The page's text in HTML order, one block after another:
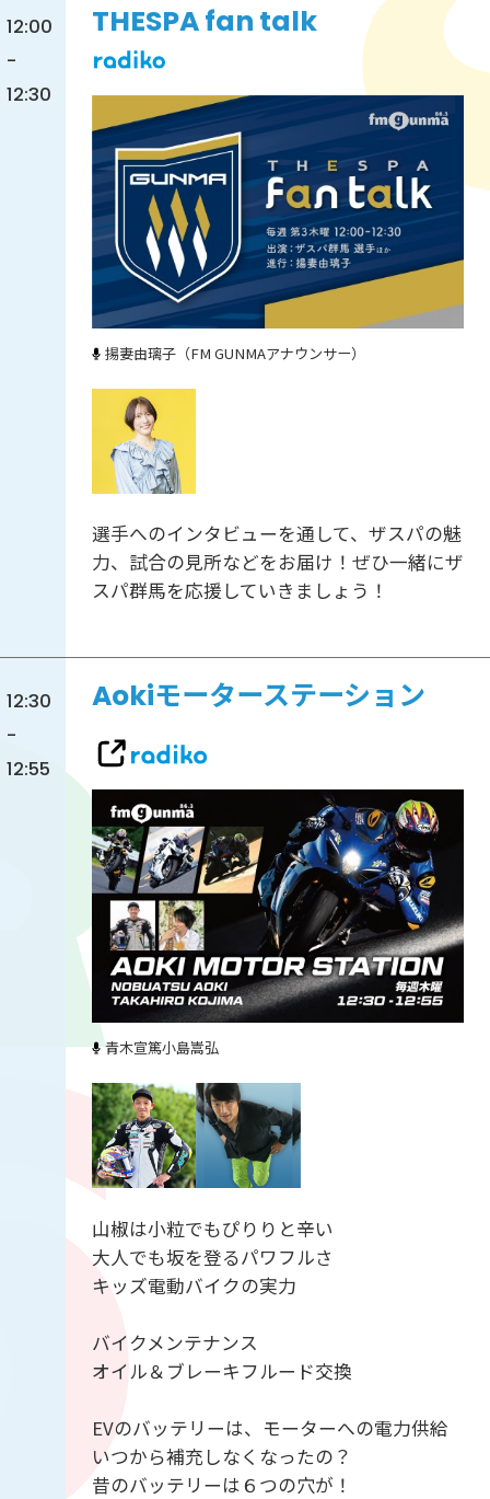
12:00
-
12:30
THESPA fan talk
揚妻由璃子（FM GUNMAアナウンサー）
選手へのインタビューを通して、ザスパの魅
力、試合の見所などをお届け！ぜひ一緒にザ
スパ群馬を応援していきましょう！
12:30
-
12:55
Aokiモーターステーション
青木宣篤小島嵩弘
山椒は小粒でもぴりりと辛い
大人でも坂を登るパワフルさ
キッズ電動バイクの実力
バイクメンテナンス
オイル＆ブレーキフルード交換
EVのバッテリーは、モーターへの電力供給
いつから補充しなくなったの？
昔のバッテリーは６つの穴が！